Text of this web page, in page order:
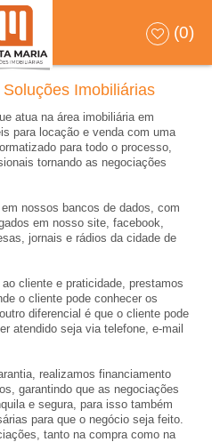
(0)
Imobiliárias
atua na área imobiliária em
para locação e venda com uma
para todo o processo,
tornando as negociações
nossos bancos de dados, com
em nosso site, facebook,
jornais e rádios da cidade de
cliente e praticidade, prestamos
o cliente pode conhecer os
diferencial é que o cliente pode
atendido seja via telefone, e-mail
realizamos financiamento
garantindo que as negociações
e segura, para isso também
para que o negócio seja feito.
tanto na compra como na